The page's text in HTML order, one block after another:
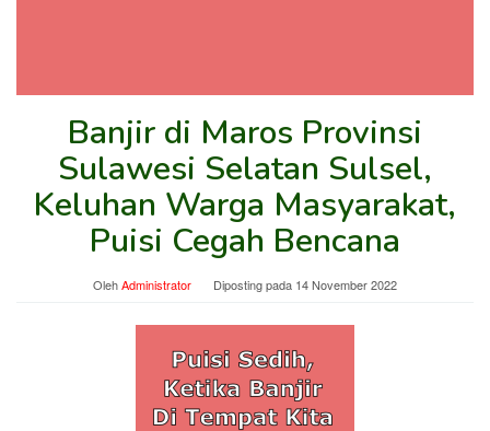
Banjir di Maros Provinsi
Sulawesi Selatan Sulsel,
Keluhan Warga Masyarakat,
Puisi Cegah Bencana
OlehAdministrator Diposting pada 14 November 2022